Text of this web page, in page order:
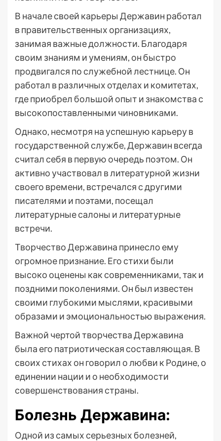
В начале своей карьеры Державин работал
в правительственных организациях,
занимая важные должности. Благодаря
своим знаниям и умениям, он быстро
продвигался по служебной лестнице. Он
работал в различных отделах и комитетах,
где приобрел большой опыт и знакомства с
высокопоставленными чиновниками.
Однако, несмотря на успешную карьеру в
государственной службе, Державин всегда
считал себя в первую очередь поэтом. Он
активно участвовал в литературной жизни
своего времени, встречался с другими
писателями и поэтами, посещал
литературные салоны и литературные
встречи.
Творчество Державина принесло ему
огромное признание. Его стихи были
высоко оценены как современниками, так и
поздними поколениями. Он был известен
своими глубокими мыслями, красивыми
образами и эмоциональностью выражения.
Важной чертой творчества Державина
была его патриотическая составляющая. В
своих стихах он говорил о любви к Родине, о
единении нации и о необходимости
совершенствования страны.
Болезнь Державина:
Одной из самых серьезных болезней,